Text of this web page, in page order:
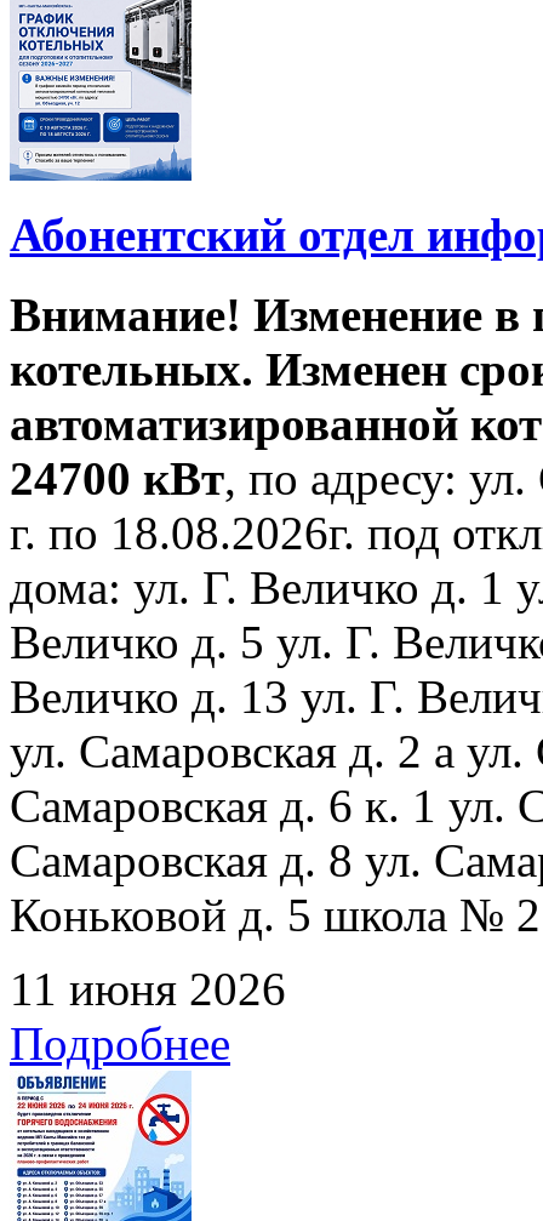
Абонентский отдел
Внимание! Изменение в
котельных. Изменен
автоматизированной
24700 кВт, по адресу:
г. по 18.08.2026г. под
дома: ул. Г. Величко д. 1
Величко д. 5 ул. Г.
Величко д. 13 ул. Г.
ул. Самаровская д. 2 а
Самаровская д. 6 к. 1 ул.
Самаровская д. 8 ул.
Коньковой д. 5 школа №
11 июня 2026
Подробнее